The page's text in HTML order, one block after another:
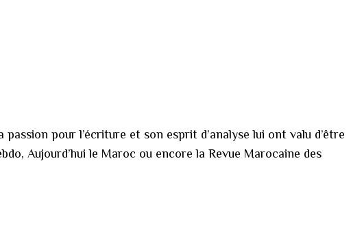
pour l’écriture et son esprit d’analyse lui ont valu d’être
Aujourd’hui le Maroc ou encore la Revue Marocaine des